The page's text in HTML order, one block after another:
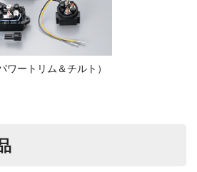
ワートリム＆チルト）